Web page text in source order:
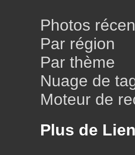
Photos
Par région
Par thème
Nuage de
Moteur de
Plus de